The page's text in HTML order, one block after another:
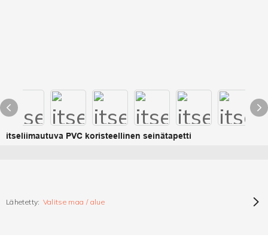
itseliimautuva PVC koristeellinen seinätapetti
Lähetetty: Valitse maa / alue